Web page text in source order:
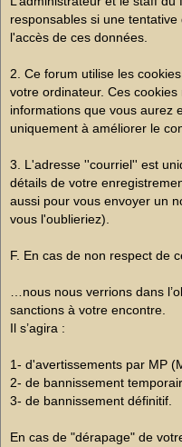
responsables si une
l'accès de ces données.
2. Ce forum utilise les
votre ordinateur. Ces
informations que vous aurez
uniquement à améliorer le
3. L'adresse ''courriel'' est
détails de votre
aussi pour vous envoyer un
vous l'oublieriez).
F. En cas de non respect de
…nous nous verrions dans
sanctions à votre encontre.
Il s’agira :
1- d'avertissements par MP
2- de bannissement
3- de bannissement définitif.
En cas de "dérapage" de